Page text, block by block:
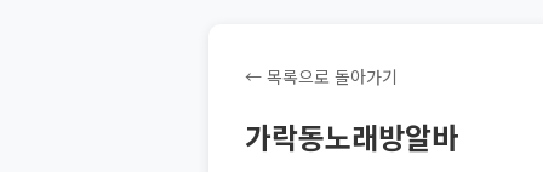
← 목록으로 돌아가기
가락동노래방알바